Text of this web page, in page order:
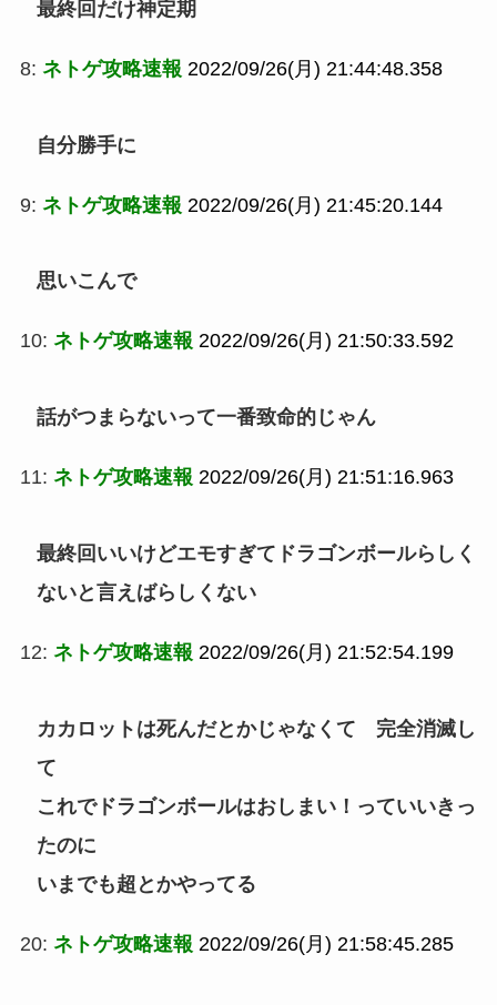
最終回だけ神定期
8: ネトゲ攻略速報 2022/09/26(月) 21:44:48.358
自分勝手に
9: ネトゲ攻略速報 2022/09/26(月) 21:45:20.144
思いこんで
10: ネトゲ攻略速報 2022/09/26(月) 21:50:33.592
話がつまらないって一番致命的じゃん
11: ネトゲ攻略速報 2022/09/26(月) 21:51:16.963
最終回いいけどエモすぎてドラゴンボールらしく
ないと言えばらしくない
12: ネトゲ攻略速報 2022/09/26(月) 21:52:54.199
カカロットは死んだとかじゃなくて 完全消滅し
て
これでドラゴンボールはおしまい！っていいきっ
たのに
いまでも超とかやってる
20: ネトゲ攻略速報 2022/09/26(月) 21:58:45.285